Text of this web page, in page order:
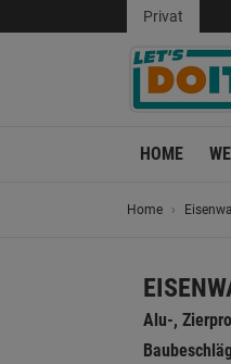
Privat
HOME
Home
Alu-,